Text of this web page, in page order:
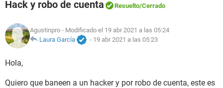
Hack y robo de cuenta Resuelto/Cerrado
Agustinpro - Modificado el 19 abr 2021 a las 05:24
Laura García
- 19 abr 2021 a las 05:23
Hola,
Quiero que baneen a un hacker y por robo de cuenta, este es